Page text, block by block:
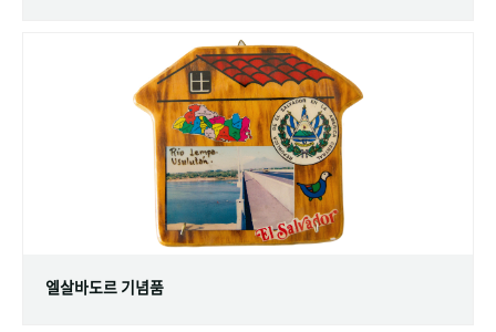
엘살바도르 기념품